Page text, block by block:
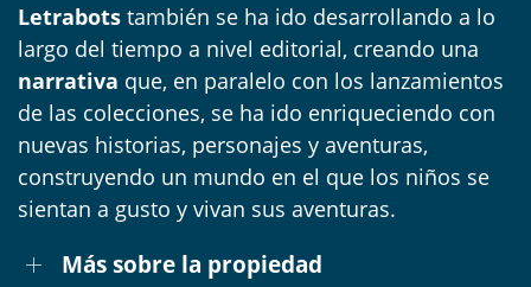
Letrabots también se ha ido desarrollando a lo
largo del tiempo a nivel editorial, creando una
narrativa que, en paralelo con los lanzamientos
de las colecciones, se ha ido enriqueciendo con
nuevas historias, personajes y aventuras,
construyendo un mundo en el que los niños se
sientan a gusto y vivan sus aventuras.
Más sobre la propiedad